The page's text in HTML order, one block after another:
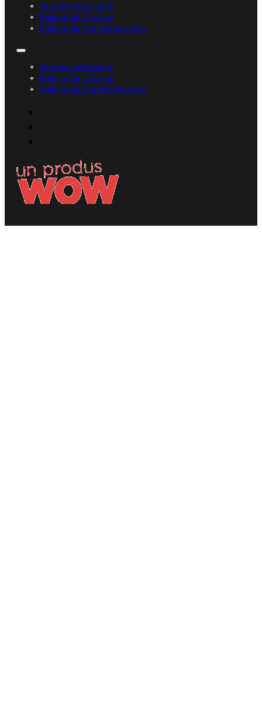
Termene și Condiții
Politica de Cookies
Politica de Confidențialitate
Termene și Condiții
Politica de Cookies
Politica de Confidențialitate